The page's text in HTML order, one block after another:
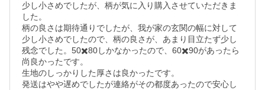
少し小さめでしたが、柄が気に入り購入させていただきま
した。
柄の良さは期待通りでしたが、我が家の玄関の幅に対して
少し小さめでしたので、柄の良さが、あまり目立たず少し
残念でした。50✖️80しかなかったので、60✖️90があったら
尚良かったです。
生地のしっかりした厚さは良かったです。
発送はやや遅めでしたが連絡がその都度あったので安心し